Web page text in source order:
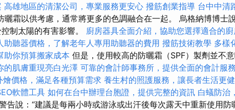
高雄地區的清潔公司，專業服務更安心 撥筋創業指導 台中中清
霜以供考慮，通常將更多的色調融合在一起。 烏格納博博士
制太陽的有害影響。 廚房器具全面介紹，協助您選擇適合的
助聽器價格，了解老年人專用助聽器的費用 撥筋技術教學 多樣
助你預算搬家成本 但是，使用較高的防曬霜（SPF）製劑並不
的肌膚重現亮白光澤 可靠的會計師事務所，提供全面的會計服務
價格，滿足各種預算需求 養生村的照護服務，讓長者生活更
軟體工具 如何在台中辦理台胞證，提供完整的資訊 白蟻防治
告說：“建議是每兩小時或游泳或出汗後每次露天中重新使用防